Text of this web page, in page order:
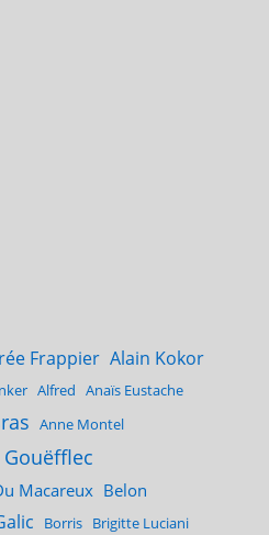
Frappier Alain Kokor
Alfred Anaïs Eustache
Anne Montel
Macareux Belon
Borris Brigitte Luciani